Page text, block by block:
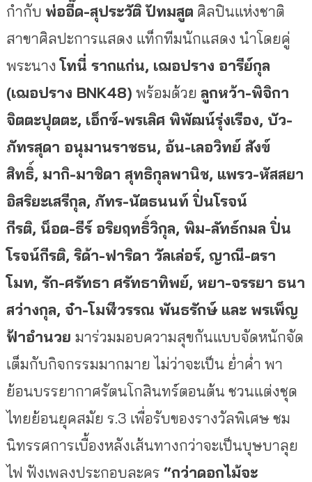
กำกับ พ่ออี๊ด-สุประวัติ ปัทมสูต ศิลปินแห่งชาติ
สาขาศิลปะการแสดง แท็กทีมนักแสดง นำโดยคู่
พระนางโทนี่ รากแก่น, เฌอปราง อารีย์กุล
(เฌอปราง BNK48) พร้อมด้วย ลูกหว้า-พิจิกา
จิตตะปุตตะ, เอ็กซ์-พรเลิศ พิพัฒน์รุ่งเรือง, บัว-
ภัทรสุดา อนุมานราชธน, อ้น-เลอวิทย์ สังข์
สิทธิ์, มากิ-มาชิดา สุทธิกุลพานิช, แพรว-หัสสยา
อิสริยะเสรีกุล, ภัทร-นัตธนนท์ ปิ่นโรจน์
กีรติ, น็อต-ธีร์ อริยฤทธิ์วิกุล, พิม-ลัทธ์กมล ปิ่น
โรจน์กีรติ, ริด้า-ฟาริดา วัลเล่อร์, ญาณี-ตรา
โมท, รัก-ศรัทธา ศรัทธาทิพย์, หยา-จรรยา ธนา
สว่างกุล, จ๋า-โมฬีวรรณ พันธรักษ์ และ พรเพ็ญ
ฟ้าอำนวย มาร่วมมอบความสุขกันแบบจัดหนักจัด
เต็มกับกิจกรรมมากมาย ไม่ว่าจะเป็น ย่ำค่ำ พา
ย้อนบรรยากาศรัตนโกสินทร์ตอนต้น ชวนแต่งชุด
ไทยย้อนยุคสมัย ร.3 เพื่อรับของรางวัลพิเศษ ชม
นิทรรศการเบื้องหลังเส้นทางกว่าจะเป็นบุษบาลุย
ไฟ ฟังเพลงประกอบละคร “กว่าดอกไม้จะ